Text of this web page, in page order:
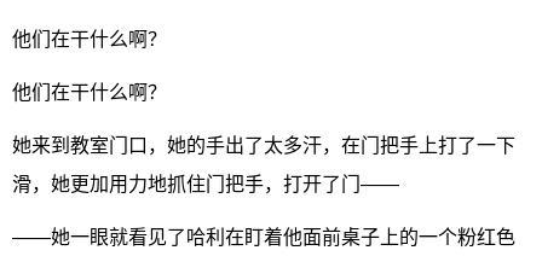
他们在干什么啊？
他们在干什么啊？
她来到教室门口，她的手出了太多汗，在门把手上打了一下
滑，她更加用力地抓住门把手，打开了门——
——她一眼就看见了哈利在盯着他面前桌子上的一个粉红色